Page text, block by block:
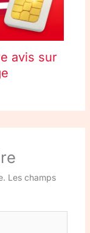
avis sur
Les champs